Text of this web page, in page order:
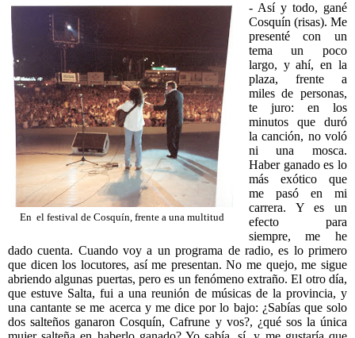
En el festival de Cosquín, frente a una multitud
- Así y todo, gané
Cosquín (risas). Me
presenté con un
tema un poco
largo, y ahí, en la
plaza, frente a
miles de personas,
te juro: en los
minutos que duró
la canción, no voló
ni una mosca.
Haber ganado es lo
más exótico que
me pasó en mi
carrera. Y es un
efecto para
siempre, me he
dado cuenta. Cuando voy a un programa de radio, es lo primero
que dicen los locutores, así me presentan. No me quejo, me sigue
abriendo algunas puertas, pero es un fenómeno extraño. El otro día,
que estuve Salta, fui a una reunión de músicas de la provincia, y
una cantante se me acerca y me dice por lo bajo: ¿Sabías que solo
dos salteños ganaron Cosquín, Cafrune y vos?, ¿qué sos la única